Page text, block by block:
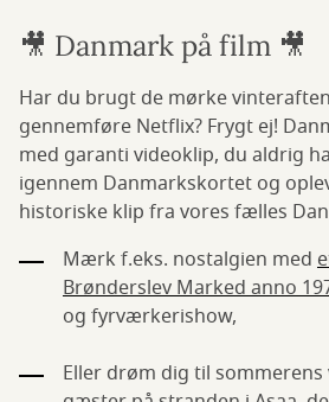
🎥 Danmark på film 🎥
Har du brugt de mørke
gennemføre Netflix? Frygt ej!
med garanti videoklip, du aldrig
igennem Danmarkskortet og
historiske klip fra vores fælles
Mærk f.eks. nostalgien med
Brønderslev Marked anno
og fyrværkerishow,
Eller drøm dig til sommerens